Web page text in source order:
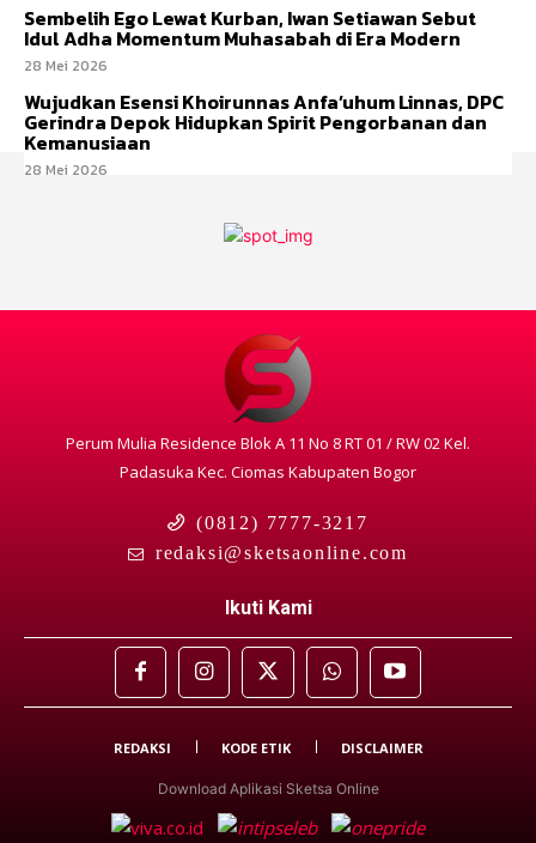
Sembelih Ego Lewat Kurban, Iwan Setiawan Sebut
Idul Adha Momentum Muhasabah di Era Modern
28 Mei 2026
Wujudkan Esensi Khoirunnas Anfa’uhum Linnas, DPC
Gerindra Depok Hidupkan Spirit Pengorbanan dan
Kemanusiaan
28 Mei 2026
Perum Mulia Residence Blok A 11 No 8 RT 01 / RW 02 Kel.
Padasuka Kec. Ciomas Kabupaten Bogor
(0812) 7777-3217
redaksi@sketsaonline.com
Ikuti Kami
REDAKSI KODE ETIK DISCLAIMER
Download Aplikasi Sketsa Online